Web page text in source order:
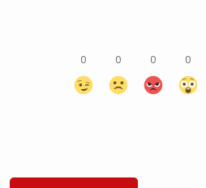
0 0 0 0